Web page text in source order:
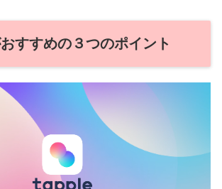
すすめの３つのポイント